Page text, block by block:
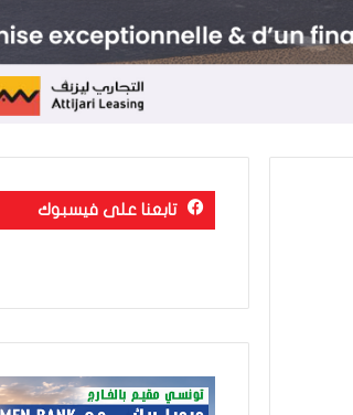
تابعنا على فيسبوك